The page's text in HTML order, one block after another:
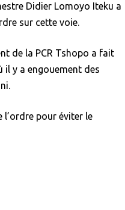
Didier Lomoyo Iteku a
sur cette voie.
de la PCR Tshopo a fait
y a engouement des
pour éviter le